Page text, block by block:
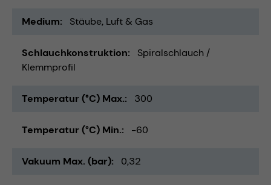
Medium Stäube Luft & Gas
Schlauchkonstruktion
Spiralschlauch /
Klemmprofil
Temperatur (°C) Max. 300
Temperatur (°C) Min. -60
Vakuum Max. (bar) 0,32